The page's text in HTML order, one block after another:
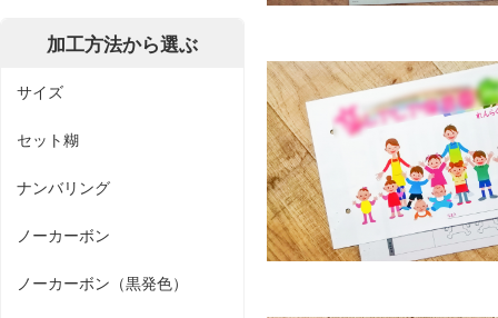
加工方法から選ぶ
サイズ
セット糊
ナンバリング
ノーカーボン
ノーカーボン（黒発色）